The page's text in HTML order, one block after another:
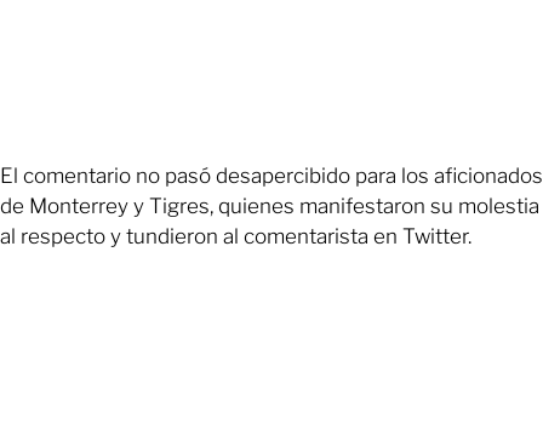
El comentario no pasó desapercibido para los aficionados
de Monterrey y Tigres, quienes manifestaron su molestia
al respecto y tundieron al comentarista en Twitter.